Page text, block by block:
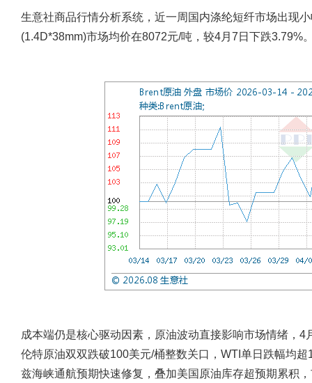
生意社商品行情分析系统，近一周国内涤纶短纤市场出现
(1.4D*38mm)市场均价在8072元/吨，较4月7日下跌3.79%
成本端仍是核心驱动因素，原油波动直接影响市场情绪，
伦特原油双双跌破100美元/桶整数关口，WTI单日跌幅均
兹海峡通航预期快速修复，叠加美国原油库存超预期累积